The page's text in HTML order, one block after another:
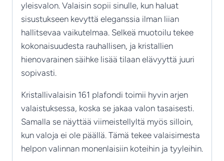
yleisvalon. Valaisin sopii sinulle, kun haluat
sisustukseen kevyttä eleganssia ilman liian
hallitsevaa vaikutelmaa. Selkeä muotoilu tekee
kokonaisuudesta rauhallisen, ja kristallien
hienovarainen säihke lisää tilaan elävyyttä juuri
sopivasti.
Kristallivalaisin 161 plafondi toimii hyvin arjen
valaistuksessa, koska se jakaa valon tasaisesti.
Samalla se näyttää viimeistellyltä myös silloin,
kun valoja ei ole päällä. Tämä tekee valaisimesta
helpon valinnan monenlaisiin koteihin ja tyyleihin.